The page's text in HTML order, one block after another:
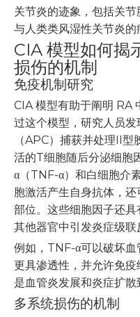
关节炎的迹象，包括关
与人类类风湿性关节炎的
CIA 模型如何揭
损伤的机制
免疫机制研究
CIA 模型有助于阐明 RA
过这个模型，研究人员
（APC）捕获并处理II
活的T细胞随后分泌细胞
α（TNF-α）和白细胞介
胞激活产生自身抗体，
部位。这些细胞因子还
其他器官中引发炎症级联
例如，TNF-α可以破坏
更具渗透性，并允许免
是血管炎发展和炎症扩散
多系统损伤的机制